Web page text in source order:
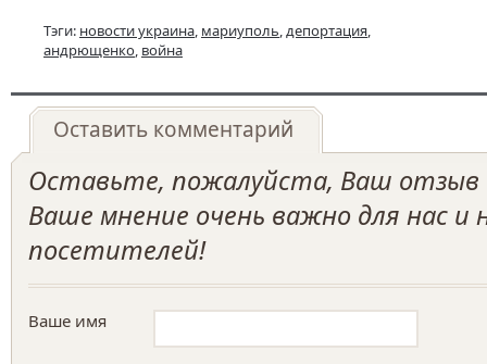
Тэги: новости украина, мариуполь,депортация,
андрющенко, война
Оставить комментарий
Оставьте, пожалуйста, Ваш отзыв
Ваше мнение очень важно для нас и
посетителей!
Ваше имя